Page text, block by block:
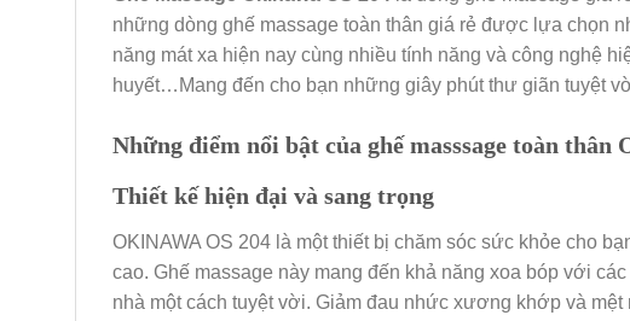
những dòng ghế massage toàn thân giá rẻ được lựa chọn
năng mát xa hiện nay cùng nhiều tính năng và công nghệ
huyết…Mang đến cho bạn những giây phút thư giãn tuyệt
Những điểm nổi bật của ghế masssage toàn thân
Thiết kế hiện đại và sang trọng
OKINAWA OS 204 là một thiết bị chăm sóc sức khỏe cho
cao. Ghế massage này mang đến khả năng xoa bóp với
nhà một cách tuyệt vời. Giảm đau nhức xương khớp và